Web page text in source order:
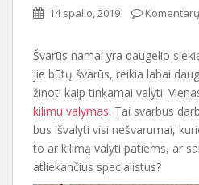
14 spalio, 2019
Švarūs namai yra daugelio
jie būtų švarūs, reikia labai
žinoti kaip tinkamai valyti.
kilimu valymas. Tai svarbus
bus išvalyti visi nešvarumai,
to ar kilimą valyti patiems, ar
atliekančius specialistus?